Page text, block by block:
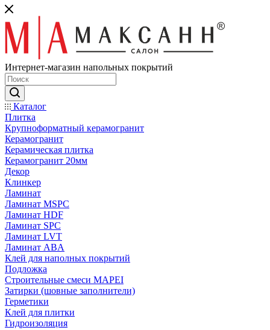
Интернет-магазин напольных покрытий
Каталог
Плитка
Крупноформатный керамогранит
Керамогранит
Керамическая плитка
Керамогранит 20мм
Декор
Клинкер
Ламинат
Ламинат MSPC
Ламинат HDF
Ламинат SPC
Ламинат LVT
Ламинат ABA
Клей для наполных покрытий
Подложка
Строительные смеси MAPEI
Затирки (шовные заполнители)
Герметики
Клей для плитки
Гидроизоляция